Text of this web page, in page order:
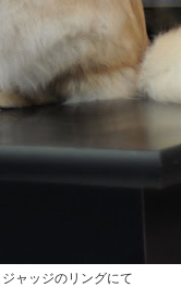
ャッジのリングにて